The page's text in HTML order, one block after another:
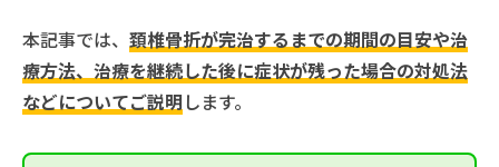
本記事では、 頚椎骨折が完治するまでの期間の目安や治
療方法、治療を継続した後に症状が残った場合の対処法
などについてご説明 します。